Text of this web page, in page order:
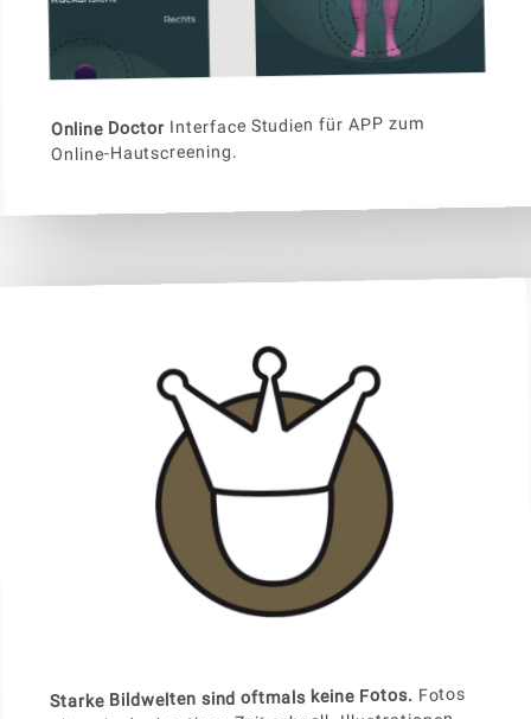
Online Doctor Interface Studien für APP zum
Online-Hautscreening.
Starke Bildwelten sind oftmals keine Fotos. Fotos